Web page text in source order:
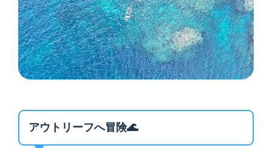
アウトリーフへ冒険🌊